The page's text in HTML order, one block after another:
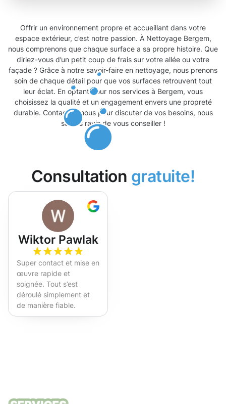
Offrir un environnement propre et accueillant dans votre
espace extérieur, c’est notre passion. À Nettoyage Bergem,
nous comprenons que chaque surface a sa propre histoire. Que
diriez-vous d’un petit coup de frais sur votre allée ou votre
façade ? Grâce à notre savoir-faire en nettoyage, nous prenons
soin de chaque détail pour que vos surfaces retrouvent tout
leur éclat. En optant pour nos services à Bergem, vous
choisissez la qualité et un engagement envers une propreté
durable. Contactez-nous pour discuter de vos besoins, nous
serons ravis de vous conseiller !
Consultation gratuite!
Wiktor Pawlak
Super contact et mise en
œuvre rapide et
soignée. Tout s’est
déroulé simplement et
de manière fiable.
Fortement recommandé !